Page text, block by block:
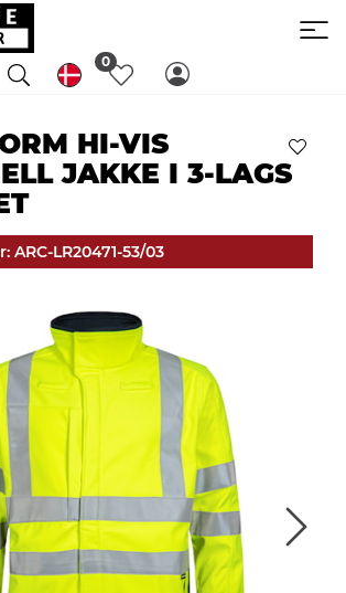
0
HI-VIS
JAKKE I 3-LAGS
ARC-LR20471-53/03